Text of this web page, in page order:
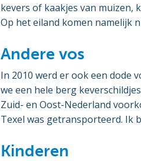
kevers of kaakjes van muizen,
Op het eiland komen namelijk
Andere vos
In 2010 werd er ook een dode
we een hele berg
Zuid- en Oost-Nederland
Texel was getransporteerd. Ik
Kinderen